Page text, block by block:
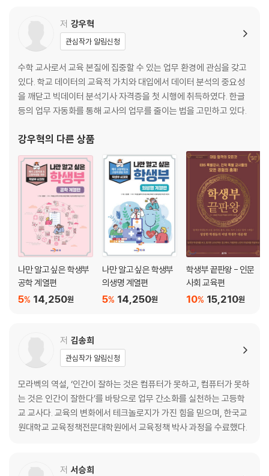
Chapter 03 1년 상담 및 관찰 내용 기록 남기기
_[바로 실습 06] 상담 데이터 구성하기
_[바로 실습 07] 상담 뷰 설정하기
_[바로 실습 08] 상담 액션 추가하기
Chapter 04 출결 기록하고 신고서 자동 생성하기
_[바로 실습 09] 출결 데이터 구성하기
_[바로 실습 11] 오토메이션으로 결석 신고서 PDF 자동 생성하기
_[바로 실습 12] 결석 신고서 PDF 완성도 높이기
PART 02 구글 사이트로 만드는 온라인 교무실
Chapter 05 구글 사이트로 온라인 교무실 시작하기
_클릭 몇 번으로 완성하는 나만의 웹 사이트, 구글 사이트 살펴보기
_[바로 실습 13] 구글 사이트로 온라인 교무실 메인 페이지 제작하기
Chapter 06 온라인 교무실 세부 기능 추가하기
_[바로 실습 14] 부서별 온라인 교무실 페이지 제작하기
_[바로 실습 15] 구글 사이트에 공유 캘린더 삽입하기
Chapter 07 온라인 교무실 게시하고 관리하기
_[바로 실습 18] 온라인 교무실 사이트 게시하기
_[바로 실습 19] 온라인 교무실 권한 관리하기
LEVEL 2 파이썬 코드로 만드는 업무 자동화
Chapter 08 파이썬 업무 자동화 준비하기
저 강우혁
관심작가 알림신청
수학 교사로서 교육 본질에 집중할 수 있는 업무 환경에 관심을 갖고
있다. 학교 데이터의 교육적 가치와 대입에서 데이터 분석의 중요성
을 깨닫고 빅데이터 분석기사 자격증을 첫 시행에 취득하였다. 한글
등의 업무 자동화를 통해 교사의 업무를 줄이는 법을 고민하고 있다.
강우혁의 다른 상품
나만 알고 싶은 학생부
공학 계열편
14,250원
5%
나만 알고 싶은 학생부
의생명 계열편
14,250원
5%
학생부 끝판왕 - 인문
사회 교육편
15,210원
10%
저 김송희
관심작가 알림신청
모라벡의 역설, ‘인간이 잘하는 것은 컴퓨터가 못하고, 컴퓨터가 못하
는 것은 인간이 잘한다’를 바탕으로 업무 간소화를 실천하는 고등학
교 교사다. 교육의 변화에서 테크놀로지가 가진 힘을 믿으며, 한국교
원대학교 교육정책전문대학원에서 교육정책 박사 과정을 수료했다.
저 서승희